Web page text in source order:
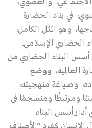
في بناء الحضارة
وهو المثل الكامل،
الحضاري الإسلامي.
أسس البناء الحضاري من
العالمية، ووضع
وصياغة منهجيته،
ومرتبطًا ومنسجمًا في
أسس البناء